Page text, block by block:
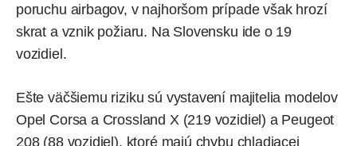
poruchu airbagov, v najhoršom prípade však hrozí
skrat a vznik požiaru. Na Slovensku ide o 19
vozidiel.
Ešte väčšiemu riziku sú vystavení majitelia modelov
Opel Corsa a Crossland X (219 vozidiel) a Peugeot
208 (88 vozidiel), ktoré majú chybu chladiacej